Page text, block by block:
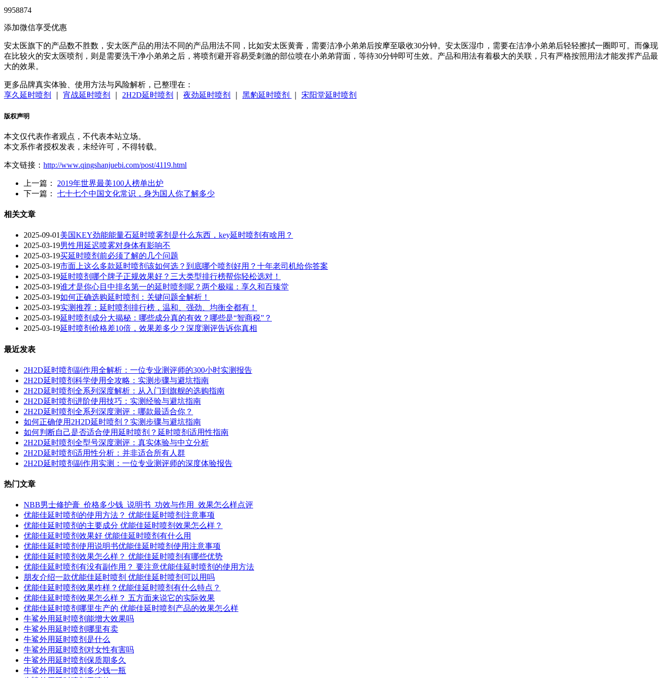
9958874
添加微信享受优惠
安太医旗下的产品数不胜数，安太医产品的用法不同的产品用法不同，比如安太医黄膏，需要洁净小弟弟后按摩至吸收30分钟。安太医湿巾，需要在洁净小弟弟后轻轻擦拭一圈即可。而像现
在比较火的安太医喷剂，则是需要洗干净小弟弟之后，将喷剂避开容易受刺激的部位喷在小弟弟背面，等待30分钟即可生效。产品和用法有着极大的关联，只有严格按照用法才能发挥产品最
大的效果。
更多品牌真实体验、使用方法与风险解析，已整理在：
享久延时喷剂
宵战延时喷剂 2H2D延时喷剂 夜劲延时喷剂 黑豹延时喷剂 宋阳堂延时喷剂
版权声明
本文仅代表作者观点，不代表本站立场。
本文系作者授权发表，未经许可，不得转载。
本文链接： http://www.qingshanjuebi.com/post/4119.html
上一篇： 2019年世界最美100人榜单出炉
下一篇： 七十七个中国文化常识，身为国人你了解多少
相关文章
2025-09-01 美国KEY劲能能量石延时喷雾剂是什么东西，key延时喷剂有啥用？
2025-03-19男性用延迟喷雾对身体有影响不
2025-03-19买延时喷剂前必须了解的几个问题
2025-03-19市面上这么多款延时喷剂该如何选？到底哪个喷剂好用？十年老司机给你答案
2025-03-19延时喷剂哪个牌子正规效果好？三大类型排行榜帮你轻松选对！
2025-03-19谁才是你心目中排名第一的延时喷剂呢？两个极端：享久和百臻堂
2025-03-19如何正确选购延时喷剂：关键问题全解析！
2025-03-19实测推荐：延时喷剂排行榜，温和、强劲、均衡全都有！
2025-03-19延时喷剂成分大揭秘：哪些成分真的有效？哪些是“智商税”？
2025-03-19延时喷剂价格差10倍，效果差多少？深度测评告诉你真相
最近发表
2H2D延时喷剂副作用全解析：一位专业测评师的300小时实测报告
2H2D延时喷剂科学使用全攻略：实测步骤与避坑指南
2H2D延时喷剂全系列深度解析：从入门到旗舰的选购指南
2H2D延时喷剂进阶使用技巧：实测经验与避坑指南
2H2D延时喷剂全系列深度测评：哪款最适合你？
如何正确使用2H2D延时喷剂？实测步骤与避坑指南
如何判断自己是否适合使用延时喷剂？延时喷剂适用性指南
2H2D延时喷剂全型号深度测评：真实体验与中立分析
2H2D延时喷剂适用性分析：并非适合所有人群
2H2D延时喷剂副作用实测：一位专业测评师的深度体验报告
热门文章
NBB男士修护膏_价格多少钱_说明书_功效与作用_效果怎么样点评
优能佳延时喷剂的使用方法？ 优能佳延时喷剂注意事项
优能佳延时喷剂的主要成分 优能佳延时喷剂效果怎么样？
优能佳延时喷剂效果好 优能佳延时喷剂有什么用
优能佳延时喷剂使用说明书优能佳延时喷剂使用注意事项
优能佳延时喷剂效果怎么样？ 优能佳延时喷剂有哪些优势
优能佳延时喷剂有没有副作用？ 要注意优能佳延时喷剂的使用方法
朋友介绍一款优能佳延时喷剂 优能佳延时喷剂可以用吗
优能佳延时喷剂效果咋样？优能佳延时喷剂有什么特点？
优能佳延时喷剂效果怎么样？ 五方面来说它的实际效果
优能佳延时喷剂哪里生产的 优能佳延时喷剂产品的效果怎么样
牛鲨外用延时喷剂能增大效果吗
牛鲨外用延时喷剂哪里有卖
牛鲨外用延时喷剂是什么
牛鲨外用延时喷剂对女性有害吗
牛鲨外用延时喷剂保质期多久
牛鲨外用延时喷剂多少钱一瓶